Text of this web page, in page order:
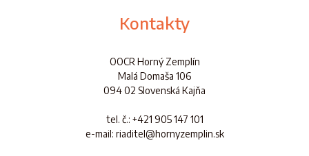
Kontakty
OOCR Horný Zemplín
Malá Domaša 106
094 02 Slovenská Kajňa
tel. č.: +421 905 147 101
e-mail: riaditel@hornyzemplin.sk